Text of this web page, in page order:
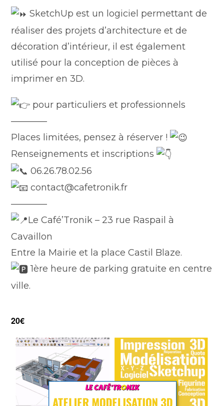
SketchUp est un logiciel permettant de
réaliser des projets d’architecture et de
décoration d’intérieur, il est également
utilisé pour la conception de pièces à
imprimer en 3D.
pour particuliers et professionnels
————
Places limitées, pensez à réserver !
Renseignements et inscriptions
06.26.78.02.56
contact@cafetronik.fr
————
Le Café’Tronik – 23 rue Raspail à
Cavaillon
Entre la Mairie et la place Castil Blaze.
1ère heure de parking gratuite en centre
ville.
20€